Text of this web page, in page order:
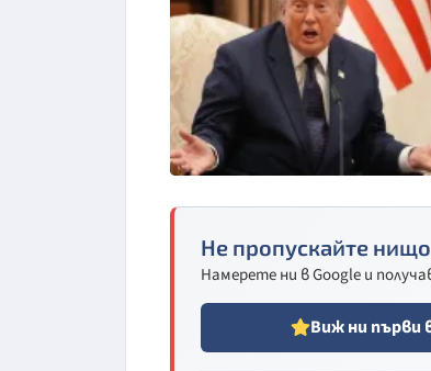
Не пропускайте
Намерете ни в Google и
Виж ни първи